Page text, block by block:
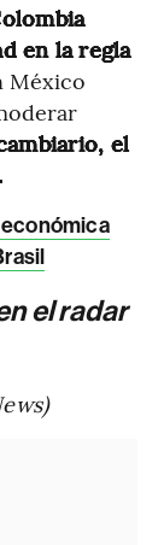
en la regla
México
el
el radar